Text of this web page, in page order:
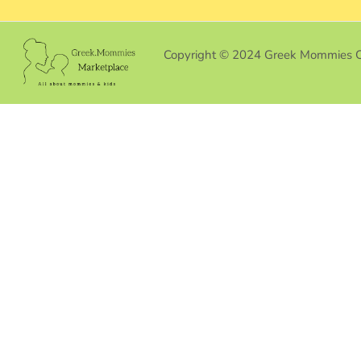
Copyright © 2024 Greek Mommies